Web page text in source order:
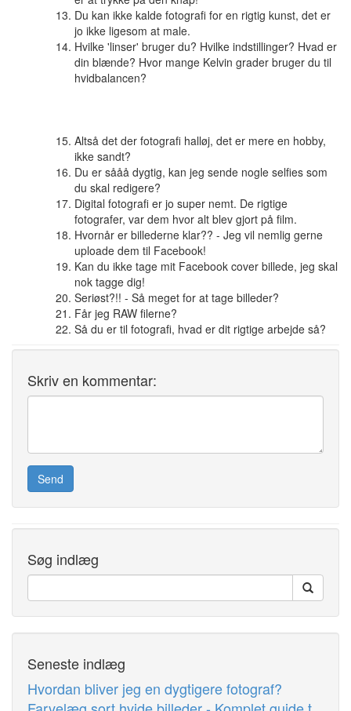
Du kan ikke kalde fotografi for en rigtig kunst, det er
jo ikke ligesom at male.
Hvilke 'linser' bruger du? Hvilke indstillinger? Hvad er
din blænde? Hvor mange Kelvin grader bruger du til
hvidbalancen?
Altså det der fotografi halløj, det er mere en hobby,
ikke sandt?
Du er sååå dygtig, kan jeg sende nogle selfies som
du skal redigere?
Digital fotografi er jo super nemt. De rigtige
fotografer, var dem hvor alt blev gjort på film.
Hvornår er billederne klar?? - Jeg vil nemlig gerne
uploade dem til Facebook!
Kan du ikke tage mit Facebook cover billede, jeg skal
nok tagge dig!
Seriøst?!! - Så meget for at tage billeder?
Får jeg RAW filerne?
Så du er til fotografi, hvad er dit rigtige arbejde så?
Skriv en kommentar:
Søg indlæg
Seneste indlæg
Hvordan bliver jeg en dygtigere fotograf?